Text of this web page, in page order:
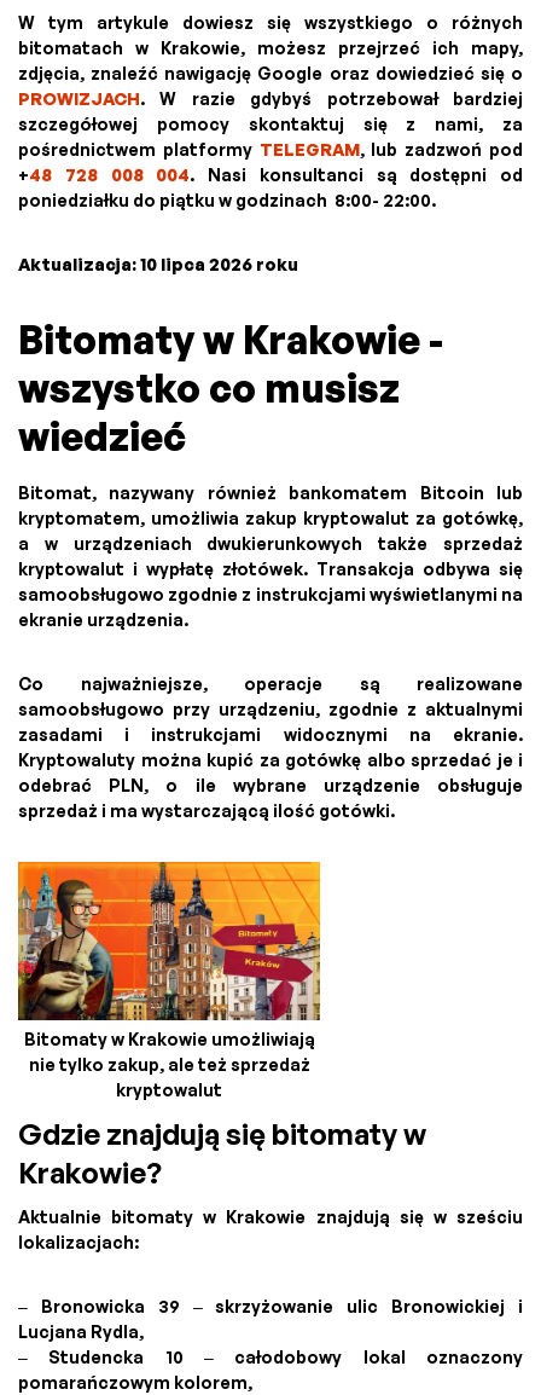
W tym artykule dowiesz się wszystkiego o różnych
bitomatach w Krakowie, możesz przejrzeć ich mapy,
zdjęcia, znaleźć nawigację Google oraz dowiedzieć się o
PROWIZJACH. W razie gdybyś potrzebował bardziej
szczegółowej pomocy skontaktuj się z nami, za
pośrednictwem platformy TELEGRAM, lub zadzwoń pod
+48 728 008 004. Nasi konsultanci są dostępni od
poniedziałku do piątku w godzinach 8:00- 22:00.
Aktualizacja: 10 lipca 2026 roku
Bitomaty w Krakowie -
wszystko co musisz
wiedzieć
Bitomat, nazywany również bankomatem Bitcoin lub
kryptomatem, umożliwia zakup kryptowalut za gotówkę,
a w urządzeniach dwukierunkowych także sprzedaż
kryptowalut i wypłatę złotówek. Transakcja odbywa się
samoobsługowo zgodnie z instrukcjami wyświetlanymi na
ekranie urządzenia.
Co najważniejsze, operacje są realizowane
samoobsługowo przy urządzeniu, zgodnie z aktualnymi
zasadami i instrukcjami widocznymi na ekranie.
Kryptowaluty można kupić za gotówkę albo sprzedać je i
odebrać PLN, o ile wybrane urządzenie obsługuje
sprzedaż i ma wystarczającą ilość gotówki.
Bitomaty w Krakowie umożliwiają
nie tylko zakup, ale też sprzedaż
kryptowalut
Gdzie znajdują się bitomaty w
Krakowie?
Aktualnie bitomaty w Krakowie znajdują się w sześciu
lokalizacjach:
– Bronowicka 39 – skrzyżowanie ulic Bronowickiej i
Lucjana Rydla,
– Studencka 10 – całodobowy lokal oznaczony
pomarańczowym kolorem,